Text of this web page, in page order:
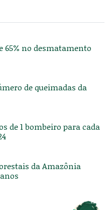
65% no desmatamento
de queimadas da
de 1 bombeiro para cada
da Amazônia